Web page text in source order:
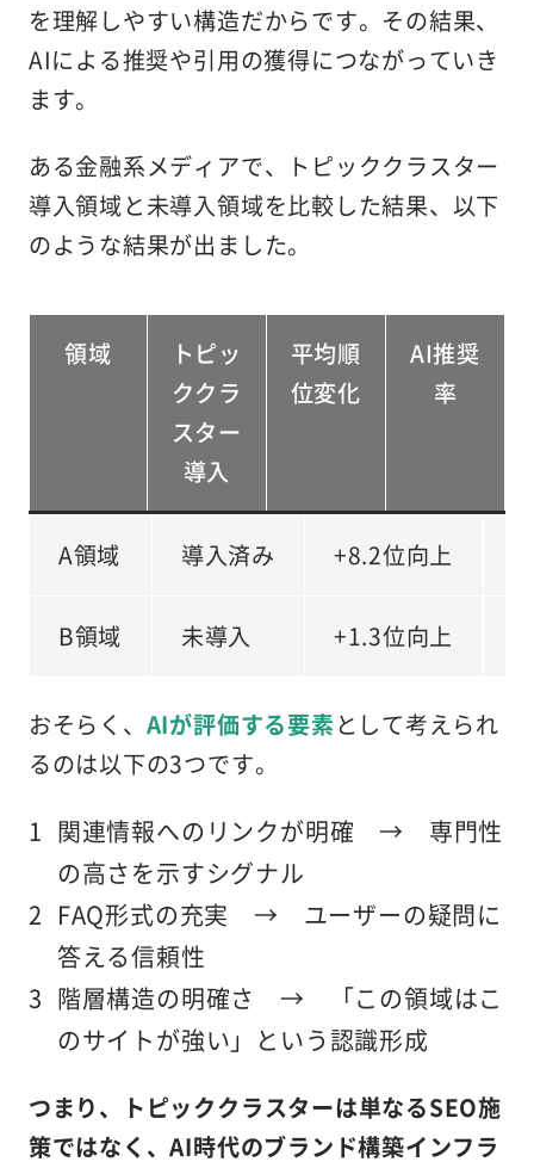
を理解しやすい構造だからです。その結果、
AIによる推奨や引用の獲得につながっていき
ます。
ある金融系メディアで、トピッククラスター
導入領域と未導入領域を比較した結果、以下
のような結果が出ました。
領域
トピッ
ククラ
スター
導入
平均順
位変化
AI推奨
率
A領域 導入済み +8.2位向上
B領域 未導入 +1.3位向上
おそらく、 AIが評価する要素として考えられ
るのは以下の3つです。
関連情報へのリンクが明確 → 専門性
の高さを示すシグナル
FAQ形式の充実 → ユーザーの疑問に
答える信頼性
階層構造の明確さ
→ 「この領域はこ
のサイトが強い」という認識形成
つまり、トピッククラスターは単なるSEO施
策ではなく、AI時代のブランド構築インフラ